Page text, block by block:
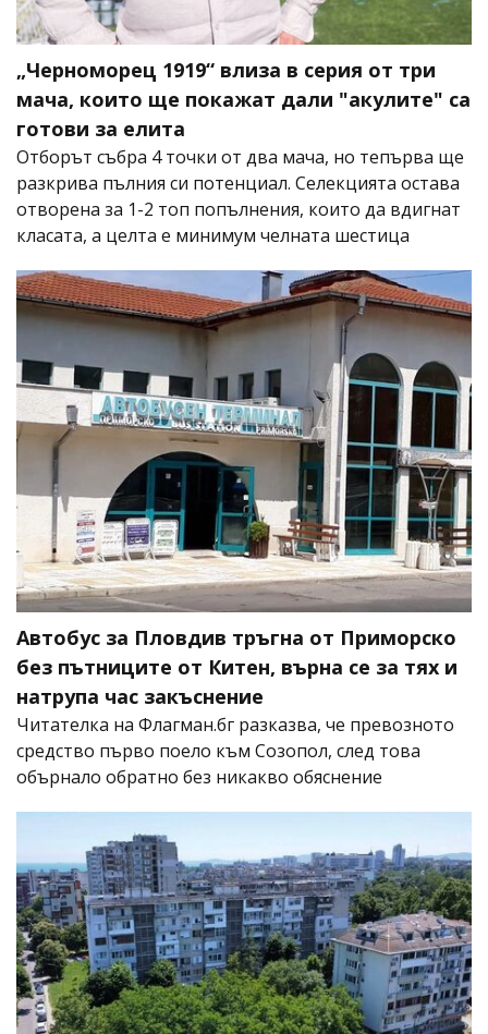
„Черноморец 1919“ влиза в серия от три
мача, които ще покажат дали "акулите" са
готови за елита
Отборът събра 4 точки от два мача, но тепърва ще
разкрива пълния си потенциал. Селекцията остава
отворена за 1-2 топ попълнения, които да вдигнат
класата, а целта е минимум челната шестица
Автобус за Пловдив тръгна от Приморско
без пътниците от Китен, върна се за тях и
натрупа час закъснение
Читателка на Флагман.бг разказва, че превозното
средство първо поело към Созопол, след това
обърнало обратно без никакво обяснение